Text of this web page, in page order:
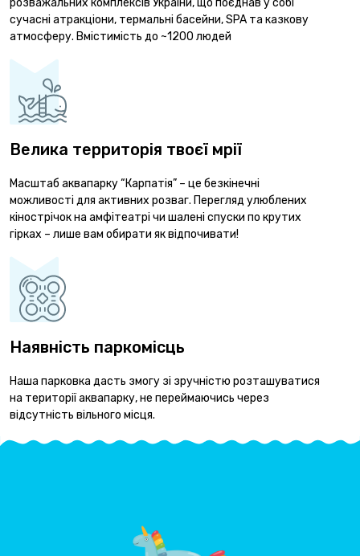
розважальних комплексів України, що поєднав у собі
сучасні атракціони, термальні басейни, SPA та казкову
атмосферу. Вмістимість до ~1200 людей
Велика территорія твоєї мрії
Масштаб аквапарку “Карпатія” – це безкінечні
можливості для активних розваг. Перегляд улюблених
кінострічок на амфітеатрі чи шалені спуски по крутих
гірках – лише вам обирати як відпочивати!
Наявність паркомісць
Наша парковка дасть змогу зі зручністю розташуватися
на території аквапарку, не переймаючись через
відсутність вільного місця.